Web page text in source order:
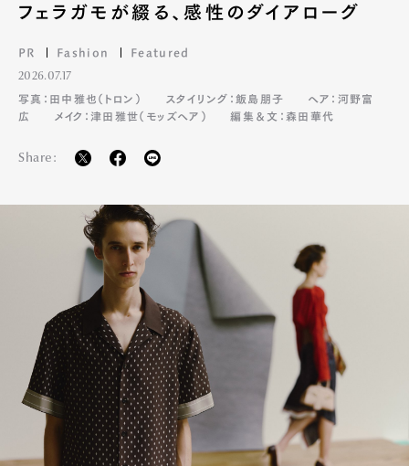
フェラガモが綴る、感性のダイアローグ
PR Fashion Featured
2026.07.17
写真：田中雅也（トロン）
スタイリング：飯島朋子
ヘア：河野富
広
メイク：津田雅世（モッズヘア） 編集＆文：森田華代
Share: